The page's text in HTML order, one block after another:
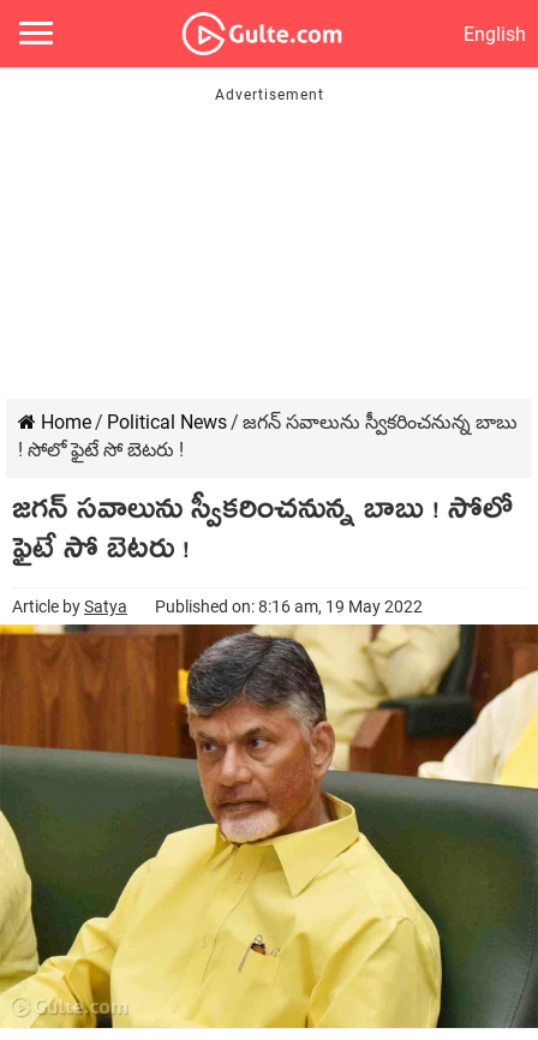
English
Home/ Political News/ జ‌గ‌న్ స‌వాలును స్వీకరించ‌నున్న బాబు
! సోలో ఫైటే సో బెట‌రు !
జ‌గ‌న్ స‌వాలును స్వీకరించ‌నున్న బాబు ! సోలో
ఫైటే సో బెట‌రు !
Article bySatya Published on: 8:16 am, 19 May 2022